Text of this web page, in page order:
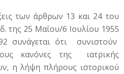
των άρθρων 13 και 24 του
της 25 Μαίου/6 Ιουλίου 1955
συνάγεται ότι συνιστούν
κανόνες της ιατρικής
η λήψη πλήρους ιστορικού